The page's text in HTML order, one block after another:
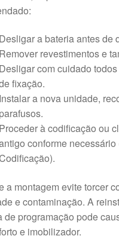
Desligar a bateria antes de
Remover revestimentos e
Desligar com cuidado
fixação.
Instalar a nova unidade,
parafusos.
Proceder à codificação ou
conforme
a montagem evite torcer
e contaminação. A
de programação pode
e imobilizador.